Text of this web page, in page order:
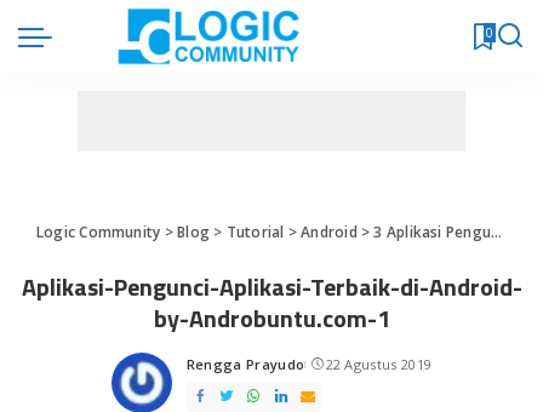
0
Logic Community >Blog> Tutorial >Android >3 Aplikasi Pengunci Aplikasi Terbaik di Android
Aplikasi-Pengunci-Aplikasi-Terbaik-di-Android-
by-Androbuntu.com-1
Posted
by
Rengga Prayudo 22 Agustus 2019